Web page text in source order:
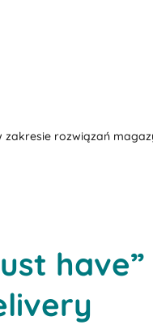
zakresie rozwiązań